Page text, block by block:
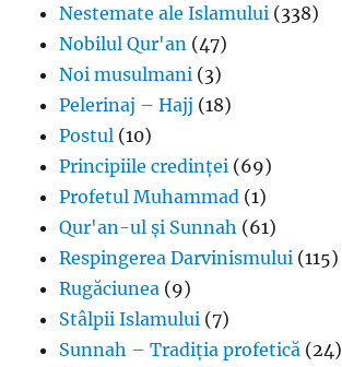
Nestemate ale Islamului (338)
Nobilul Qur'an (47)
Noi musulmani (3)
Pelerinaj – Hajj (18)
Postul (10)
Principiile credinței (69)
Profetul Muhammad (1)
Qur'an-ul și Sunnah (61)
Respingerea Darvinismului (115)
Rugăciunea (9)
Stâlpii Islamului (7)
Sunnah – Tradiția profetică (24)